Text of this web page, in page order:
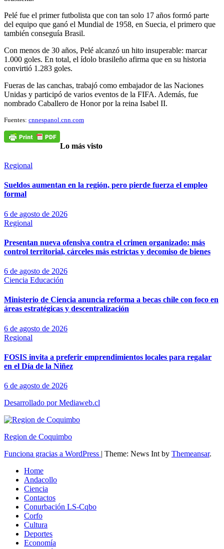
Pelé fue el primer futbolista que con tan solo 17 años formó parte
del equipo que ganó el Mundial de 1958, en Suecia, el primero que
también conseguía Brasil.
Con menos de 30 años, Pelé alcanzó un hito insuperable: marcar
1.000 goles. En total, el ídolo brasileño afirma que en su historia
convirtió 1.283 goles.
Fueras de las canchas, trabajó como embajador de las Naciones
Unidas y participó de varios eventos de la FIFA. Además, fue
nombrado Caballero de Honor por la reina Isabel II.
Fuentes: cnnespanol.cnn.com
Lo más visto
Regional
Sueldos aumentan en la región, pero pierde fuerza el empleo
formal
6 de agosto de 2026
Regional
Presentan nueva ofensiva contra el crimen organizado: más
control territorial, cárceles más estrictas y decomiso de bienes
6 de agosto de 2026
Ciencia Educación
Ministerio de Ciencia anuncia reforma a becas chile con foco en
áreas estratégicas y descentralización
6 de agosto de 2026
Regional
FOSIS invita a preferir emprendimientos locales para regalar
en el Día de la Niñez
6 de agosto de 2026
Desarrollado por Mediaweb.cl
Region de Coquimbo
Funciona gracias a WordPress | Theme: News Int by Themeansar.
Home
Andacollo
Ciencia
Contactos
Conurbación LS-Cqbo
Corfo
Cultura
Deportes
Economía